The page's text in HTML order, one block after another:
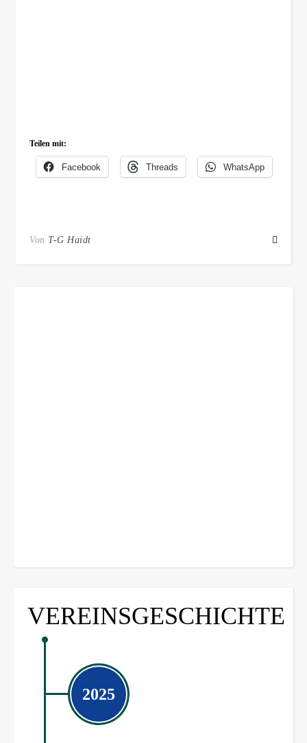
Teilen mit:
Facebook Threads WhatsApp
Von T-G Haidt
VEREINSGESCHICHTE
2025